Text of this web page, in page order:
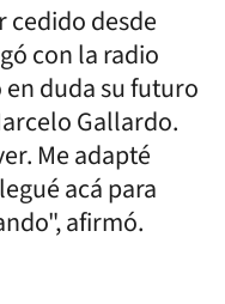
cedido desde
con la radio
duda su futuro
Gallardo.
Me adapté
acá para
afirmó.